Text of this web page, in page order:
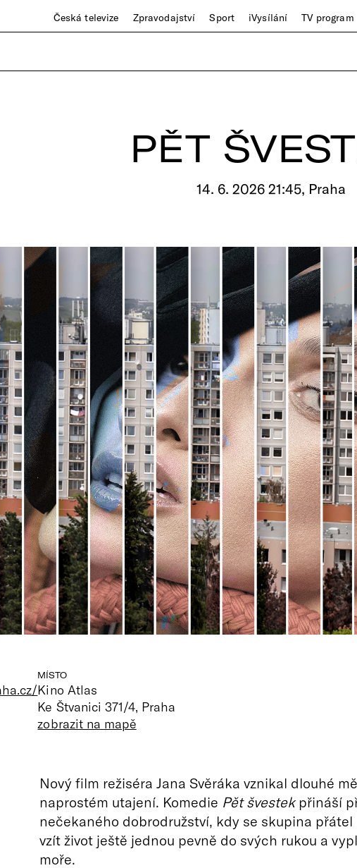
Česká televize Zpravodajství Sport iVysílání TV program
PĚT
14. 6. 2026 21:45, Praha
MÍSTO
Kino Atlas
Ke Štvanici 371/4, Praha
zobrazit na mapě
Nový film režiséra Jana Svěráka vznikal dlouhé
naprostém utajení. Komedie Pět švestekpřináší
nečekaného dobrodružství, kdy se skupina přátel
vzít život ještě jednou pevně do svých rukou a
moře.